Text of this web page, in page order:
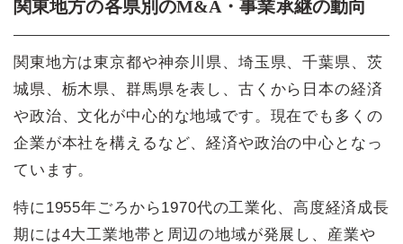
関東地方の各県別のM&A・事業承継の動向
関東地方は東京都や神奈川県、埼玉県、千葉県、茨
城県、栃木県、群馬県を表し、古くから日本の経済
や政治、文化が中心的な地域です。現在でも多くの
企業が本社を構えるなど、経済や政治の中心となっ
ています。
特に1955年ごろから1970代の工業化、高度経済成長
期には4大工業地帯と周辺の地域が発展し、産業や